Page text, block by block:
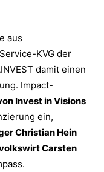
aus
KVG der
damit einen
Impact-
Invest in Visions
ein,
Christian Hein
Carsten